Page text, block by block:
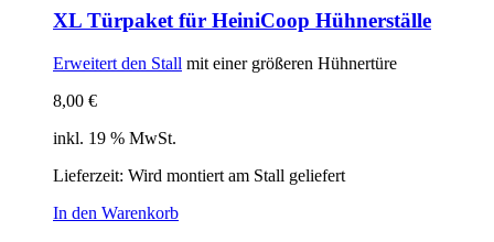
XL Türpaket für HeiniCoop Hühnerställe
Erweitert den Stall mit einer größeren Hühnertüre
8,00 €
inkl. 19 % MwSt.
Lieferzeit: Wird montiert am Stall geliefert
In den Warenkorb